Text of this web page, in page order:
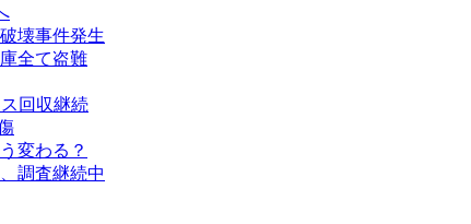
壊事件発生
全て盗難
回収継続
変わる？
調査継続中